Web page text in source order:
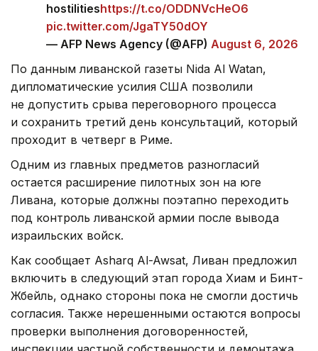
hostilitieshttps://t.co/ODDNVcHeO6
pic.twitter.com/JgaTY50dOY
— AFP News Agency (@AFP) August 6, 2026
По данным ливанской газеты Nida Al Watan,
дипломатические усилия США позволили
не допустить срыва переговорного процесса
и сохранить третий день консультаций, который
проходит в четверг в Риме.
Одним из главных предметов разногласий
остается расширение пилотных зон на юге
Ливана, которые должны поэтапно переходить
под контроль ливанской армии после вывода
израильских войск.
Как сообщает Asharq Al-Awsat, Ливан предложил
включить в следующий этап города Хиам и Бинт-
Жбейль, однако стороны пока не смогли достичь
согласия. Также нерешенными остаются вопросы
проверки выполнения договоренностей,